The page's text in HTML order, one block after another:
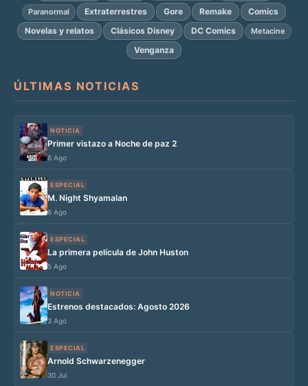
Paranormal Extraterrestres Gore Remake
Comics
Novelas y relatos
Clásicos Disney DC Comics Metacine
Venganza
ÚLTIMAS NOTICIAS
NOTICIA
Primer vistazo a Noche de paz 2
6 Ago
ESPECIAL
M. Night Shyamalan
6 Ago
ESPECIAL
La primera película de John Huston
5 Ago
NOTICIA
Estrenos destacados: Agosto 2026
3 Ago
ESPECIAL
Arnold Schwarzenegger
30 Jul